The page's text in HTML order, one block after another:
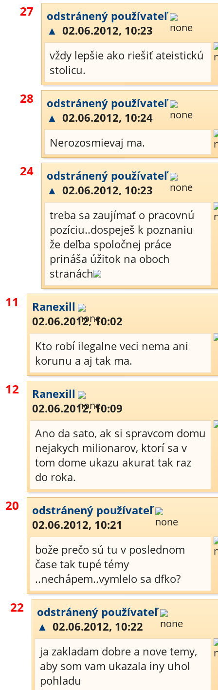
27
odstránený používateľ
▲ 02.06.2012, 10:23
vždy lepšie ako riešiť ateistickú
stolicu.
28
odstránený používateľ
▲ 02.06.2012, 10:24
Nerozosmievaj ma.
24
odstránený používateľ
▲ 02.06.2012, 10:23
treba sa zaujímať o pracovnú
pozíciu..dospeješ k poznaniu
že deľba spoločnej práce
prináša úžitok na oboch
stranách
11
Ranexill
02.06.2012, 10:02
Kto robí ilegalne veci nema ani
korunu a aj tak ma.
12
Ranexill
02.06.2012, 10:09
Ano da sato, ak si spravcom domu
nejakych milionarov, ktorí sa v
tom dome ukazu akurat tak raz
do roka.
20
odstránený používateľ
02.06.2012, 10:21
bože prečo sú tu v poslednom
čase tak tupé témy
..nechápem..vymlelo sa dfko?
22
odstránený používateľ
▲ 02.06.2012, 10:22
ja zakladam dobre a nove temy,
aby som vam ukazala iny uhol
pohladu